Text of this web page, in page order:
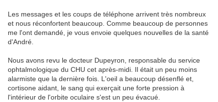
Les messages et les coups de téléphone arrivent très nombreux
et nous réconfortent beaucoup. Comme beaucoup de personnes
me l'ont demandé, je vous envoie quelques nouvelles de la santé
d'André.
Nous avons revu le docteur Dupeyron, responsable du service
ophtalmologique du CHU cet après-midi. Il était un peu moins
alarmiste que la dernière fois. L'oeil a beaucoup désenflé et,
cortisone aidant, le sang qui exerçait une forte pression à
l'intérieur de l'orbite oculaire s'est un peu évacué.